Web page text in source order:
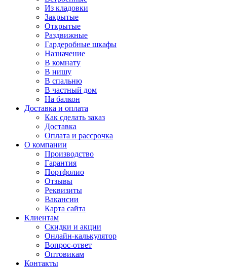
Из кладовки
Закрытые
Открытые
Раздвижные
Гардеробные шкафы
Назначение
В комнату
В нишу
В спальню
В частный дом
На балкон
Доставка и оплата
Как сделать заказ
Доставка
Оплата и рассрочка
О компании
Производство
Гарантия
Портфолио
Отзывы
Реквизиты
Вакансии
Карта сайта
Клиентам
Скидки и акции
Онлайн-калькулятор
Вопрос-ответ
Оптовикам
Контакты